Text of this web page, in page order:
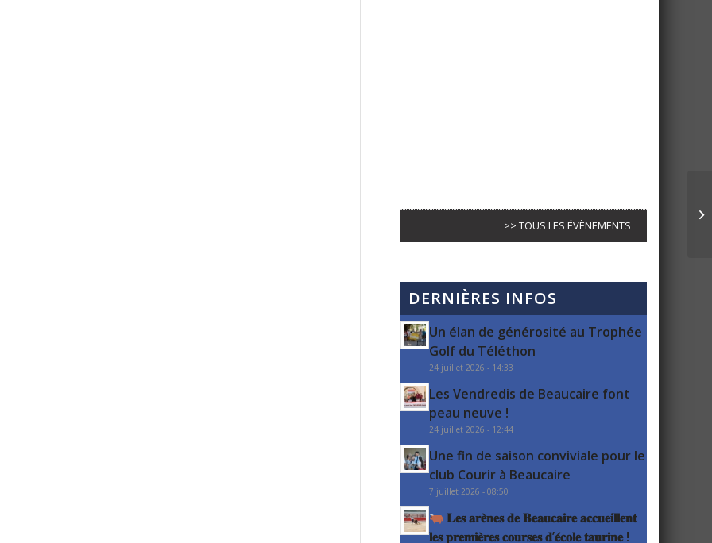
>> TOUS LES ÉVÈNEMENTS
DERNIÈRES INFOS
Un élan de générosité au Trophée
Golf du Téléthon
24 juillet 2026 - 14:33
Les Vendredis de Beaucaire font
peau neuve !
24 juillet 2026 - 12:44
Une fin de saison conviviale pour le
club Courir à Beaucaire
7 juillet 2026 - 08:50
𝐋𝐞𝐬 𝐚𝐫𝐞̀𝐧𝐞𝐬 𝐝𝐞 𝐁𝐞𝐚𝐮𝐜𝐚𝐢𝐫𝐞 𝐚𝐜𝐜𝐮𝐞𝐢𝐥𝐥𝐞𝐧𝐭
𝐥𝐞𝐬 𝐩𝐫𝐞𝐦𝐢𝐞̀𝐫𝐞𝐬 𝐜𝐨𝐮𝐫𝐬𝐞𝐬 𝐝’𝐞́𝐜𝐨𝐥𝐞 𝐭𝐚𝐮𝐫𝐢𝐧𝐞 !